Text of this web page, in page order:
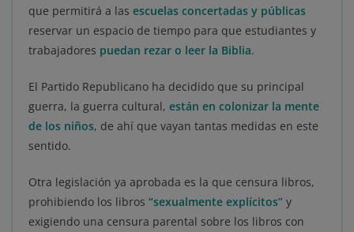
que permitirá a las escuelas concertadas y públicas
reservar un espacio de tiempo para que estudiantes y
trabajadores puedan rezar o leer la Biblia.
El Partido Republicano ha decidido que su principal
guerra, la guerra cultural, están en colonizar la mente
de los niños, de ahí que vayan tantas medidas en este
sentido.
Otra legislación ya aprobada es la que censura libros,
prohibiendo los libros “sexualmente explícitos” y
exigiendo una censura parental sobre los libros con